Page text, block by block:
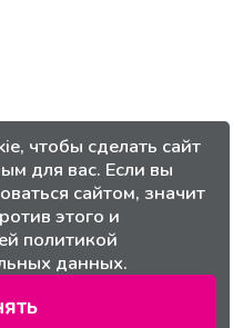
чтобы сделать сайт
для вас. Если вы
сайтом, значит
этого и
политикой
данных.